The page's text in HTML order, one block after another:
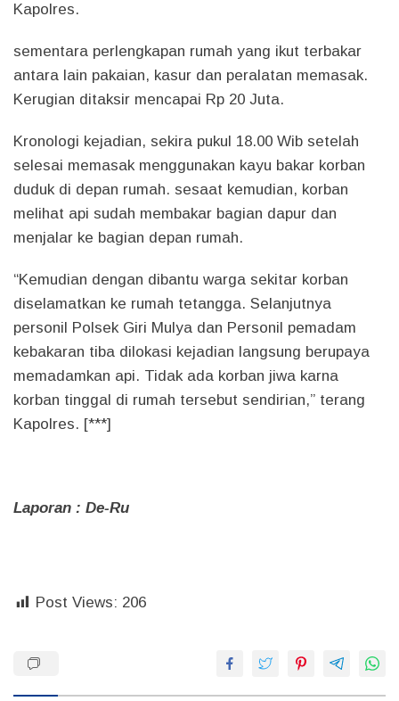
Kapolres.
sementara perlengkapan rumah yang ikut terbakar
antara lain pakaian, kasur dan peralatan memasak.
Kerugian ditaksir mencapai Rp 20 Juta.
Kronologi kejadian, sekira pukul 18.00 Wib setelah
selesai memasak menggunakan kayu bakar korban
duduk di depan rumah. sesaat kemudian, korban
melihat api sudah membakar bagian dapur dan
menjalar ke bagian depan rumah.
“Kemudian dengan dibantu warga sekitar korban
diselamatkan ke rumah tetangga. Selanjutnya
personil Polsek Giri Mulya dan Personil pemadam
kebakaran tiba dilokasi kejadian langsung berupaya
memadamkan api. Tidak ada korban jiwa karna
korban tinggal di rumah tersebut sendirian,” terang
Kapolres. [***]
Laporan : De-Ru
Post Views: 206